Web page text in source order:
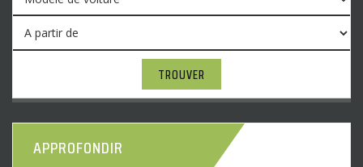
TROUVER
APPROFONDIR